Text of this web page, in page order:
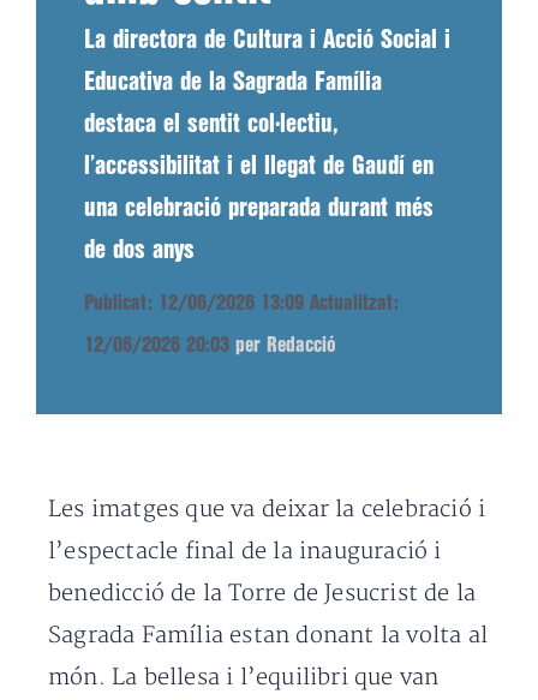
La directora de Cultura i Acció Social i
Educativa de la Sagrada Família
destaca el sentit col·lectiu,
l’accessibilitat i el llegat de Gaudí en
una celebració preparada durant més
de dos anys
Publicat: 12/06/2026 13:09 Actualitzat:
12/06/2026 20:03 per Redacció
Les imatges que va deixar la celebració i
l’espectacle final de la inauguració i
benedicció de la Torre de Jesucrist de la
Sagrada Família estan donant la volta al
món. La bellesa i l’equilibri que van